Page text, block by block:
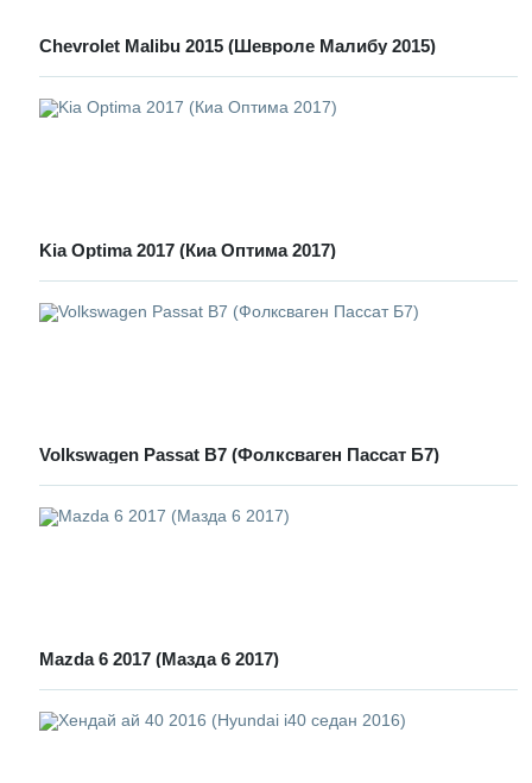
Chevrolet Malibu 2015 (Шевроле Малибу 2015)
Kia Optima 2017 (Киа Оптима 2017)
Volkswagen Passat B7 (Фолксваген Пассат Б7)
Mazda 6 2017 (Мазда 6 2017)